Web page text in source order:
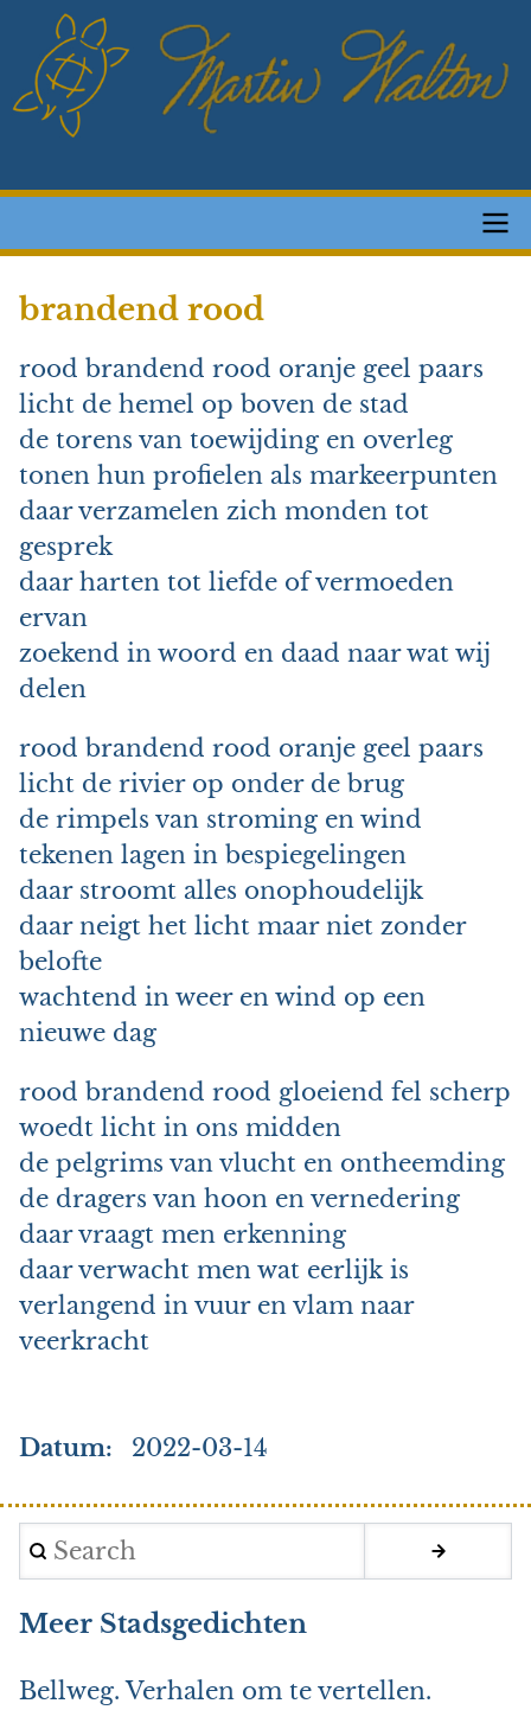
Overslaan
naar
gaan
navigation
brandend rood
rood brandend rood oranje geel paars
licht de hemel op boven de stad
de torens van toewijding en overleg
tonen hun profielen als markeerpunten
daar verzamelen zich monden tot
gesprek
daar harten tot liefde of vermoeden
ervan
zoekend in woord en daad naar wat wij
delen
rood brandend rood oranje geel paars
licht de rivier op onder de brug
de rimpels van stroming en wind
tekenen lagen in bespiegelingen
daar stroomt alles onophoudelijk
daar neigt het licht maar niet zonder
belofte
wachtend in weer en wind op een
nieuwe dag
rood brandend rood gloeiend fel scherp
woedt licht in ons midden
de pelgrims van vlucht en ontheemding
de dragers van hoon en vernedering
daar vraagt men erkenning
daar verwacht men wat eerlijk is
verlangend in vuur en vlam naar
veerkracht
Datum 2022-03-14
Search
Meer Stadsgedichten
Bellweg. Verhalen om te vertellen.